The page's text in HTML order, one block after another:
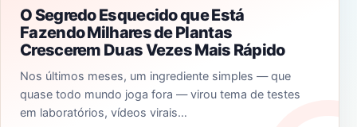
O Segredo Esquecido que Está
Fazendo Milhares de Plantas
Crescerem Duas Vezes Mais Rápido
Nos últimos meses, um ingrediente simples — que
quase todo mundo joga fora — virou tema de testes
em laboratórios, vídeos virais…